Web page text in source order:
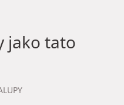
jako tato